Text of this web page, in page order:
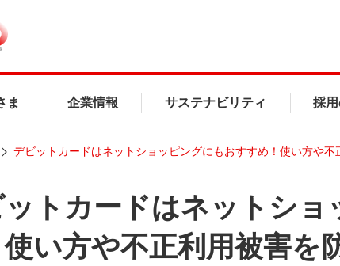
ま 企業情報 サステナビリティ 採
デビットカードはネットショッピングにもおすすめ！使い方や
トカードはネットシ
い方や不正利用被害を